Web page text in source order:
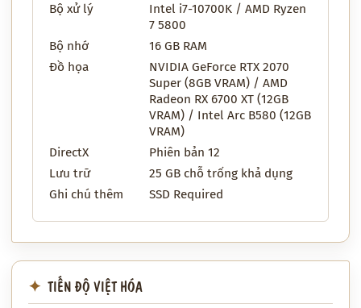
Bộ xử lý
Intel i7-10700K / AMD Ryzen
7 5800
Bộ nhớ
16 GB RAM
Đồ họa
NVIDIA GeForce RTX 2070
Super (8GB VRAM) / AMD
Radeon RX 6700 XT (12GB
VRAM) / Intel Arc B580 (12GB
VRAM)
DirectX
Phiên bản 12
Lưu trữ
25 GB chỗ trống khả dụng
Ghi chú thêm
SSD Required
TIẾN ĐỘ VIỆT HÓA